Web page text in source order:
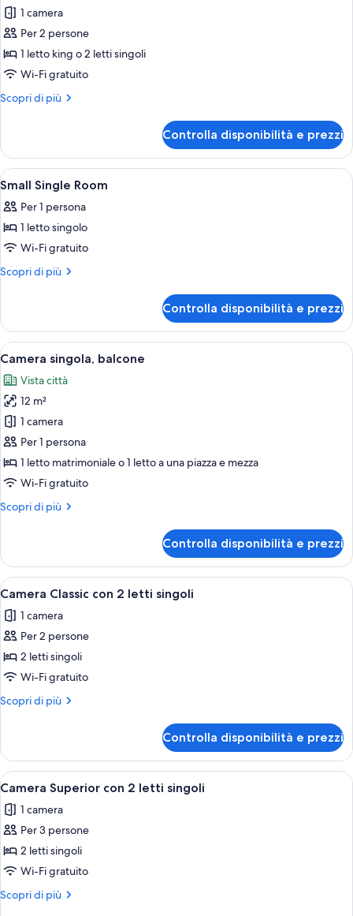
per
Monolocale
1 camera
Per 2 persone
1 letto king o 2 letti singoli
Wi-Fi gratuito
Scopri di più
Altri
Controlla disponibilità e prezzi
Apri
tutte
le
foto
per
Small
Una cassaforte in camera, una
5
Small Single Room
Per 1 persona
1 letto singolo
Wi-Fi gratuito
Scopri di più
Altri
Single
Room
Controlla disponibilità e prezzi
Apri
tutte
le
foto
per
Camera
singola,
balcone
Camera d'albergo con un letto,
4
Camera singola, balcone
Vista città
12 m²
1 camera
Per 1 persona
1 letto matrimoniale o 1 letto a una piazza e mezza
Wi-Fi gratuito
Scopri di più
Altri
singola,
balcone
Controlla disponibilità e prezzi
Apri
tutte
le
foto
per
Camera
Classic
con
letti
singoli
Camera d'albergo con due letti,
5
Camera Classic con 2 letti singoli
1 camera
Per 2 persone
2 letti singoli
Wi-Fi gratuito
Scopri di più
Altri
Classic
con
2
singoli
Controlla disponibilità e prezzi
Apri
tutte
le
foto
per
Camera
Superior
con
Una camera d'albergo con due letti,
6
Camera Superior con 2 letti singoli
1 camera
Per 3 persone
2 letti singoli
Wi-Fi gratuito
Scopri di più
Altri